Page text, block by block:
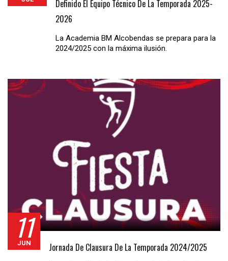
Definido El Equipo Técnico De La Temporada 2025-
2026
La Academia BM Alcobendas se prepara para la
2024/2025 con la máxima ilusión.
11
JUN Jornada De Clausura De La Temporada 2024/2025